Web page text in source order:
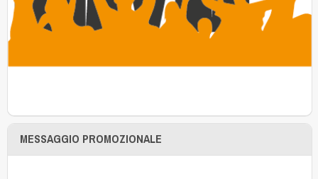
MESSAGGIO PROMOZIONALE